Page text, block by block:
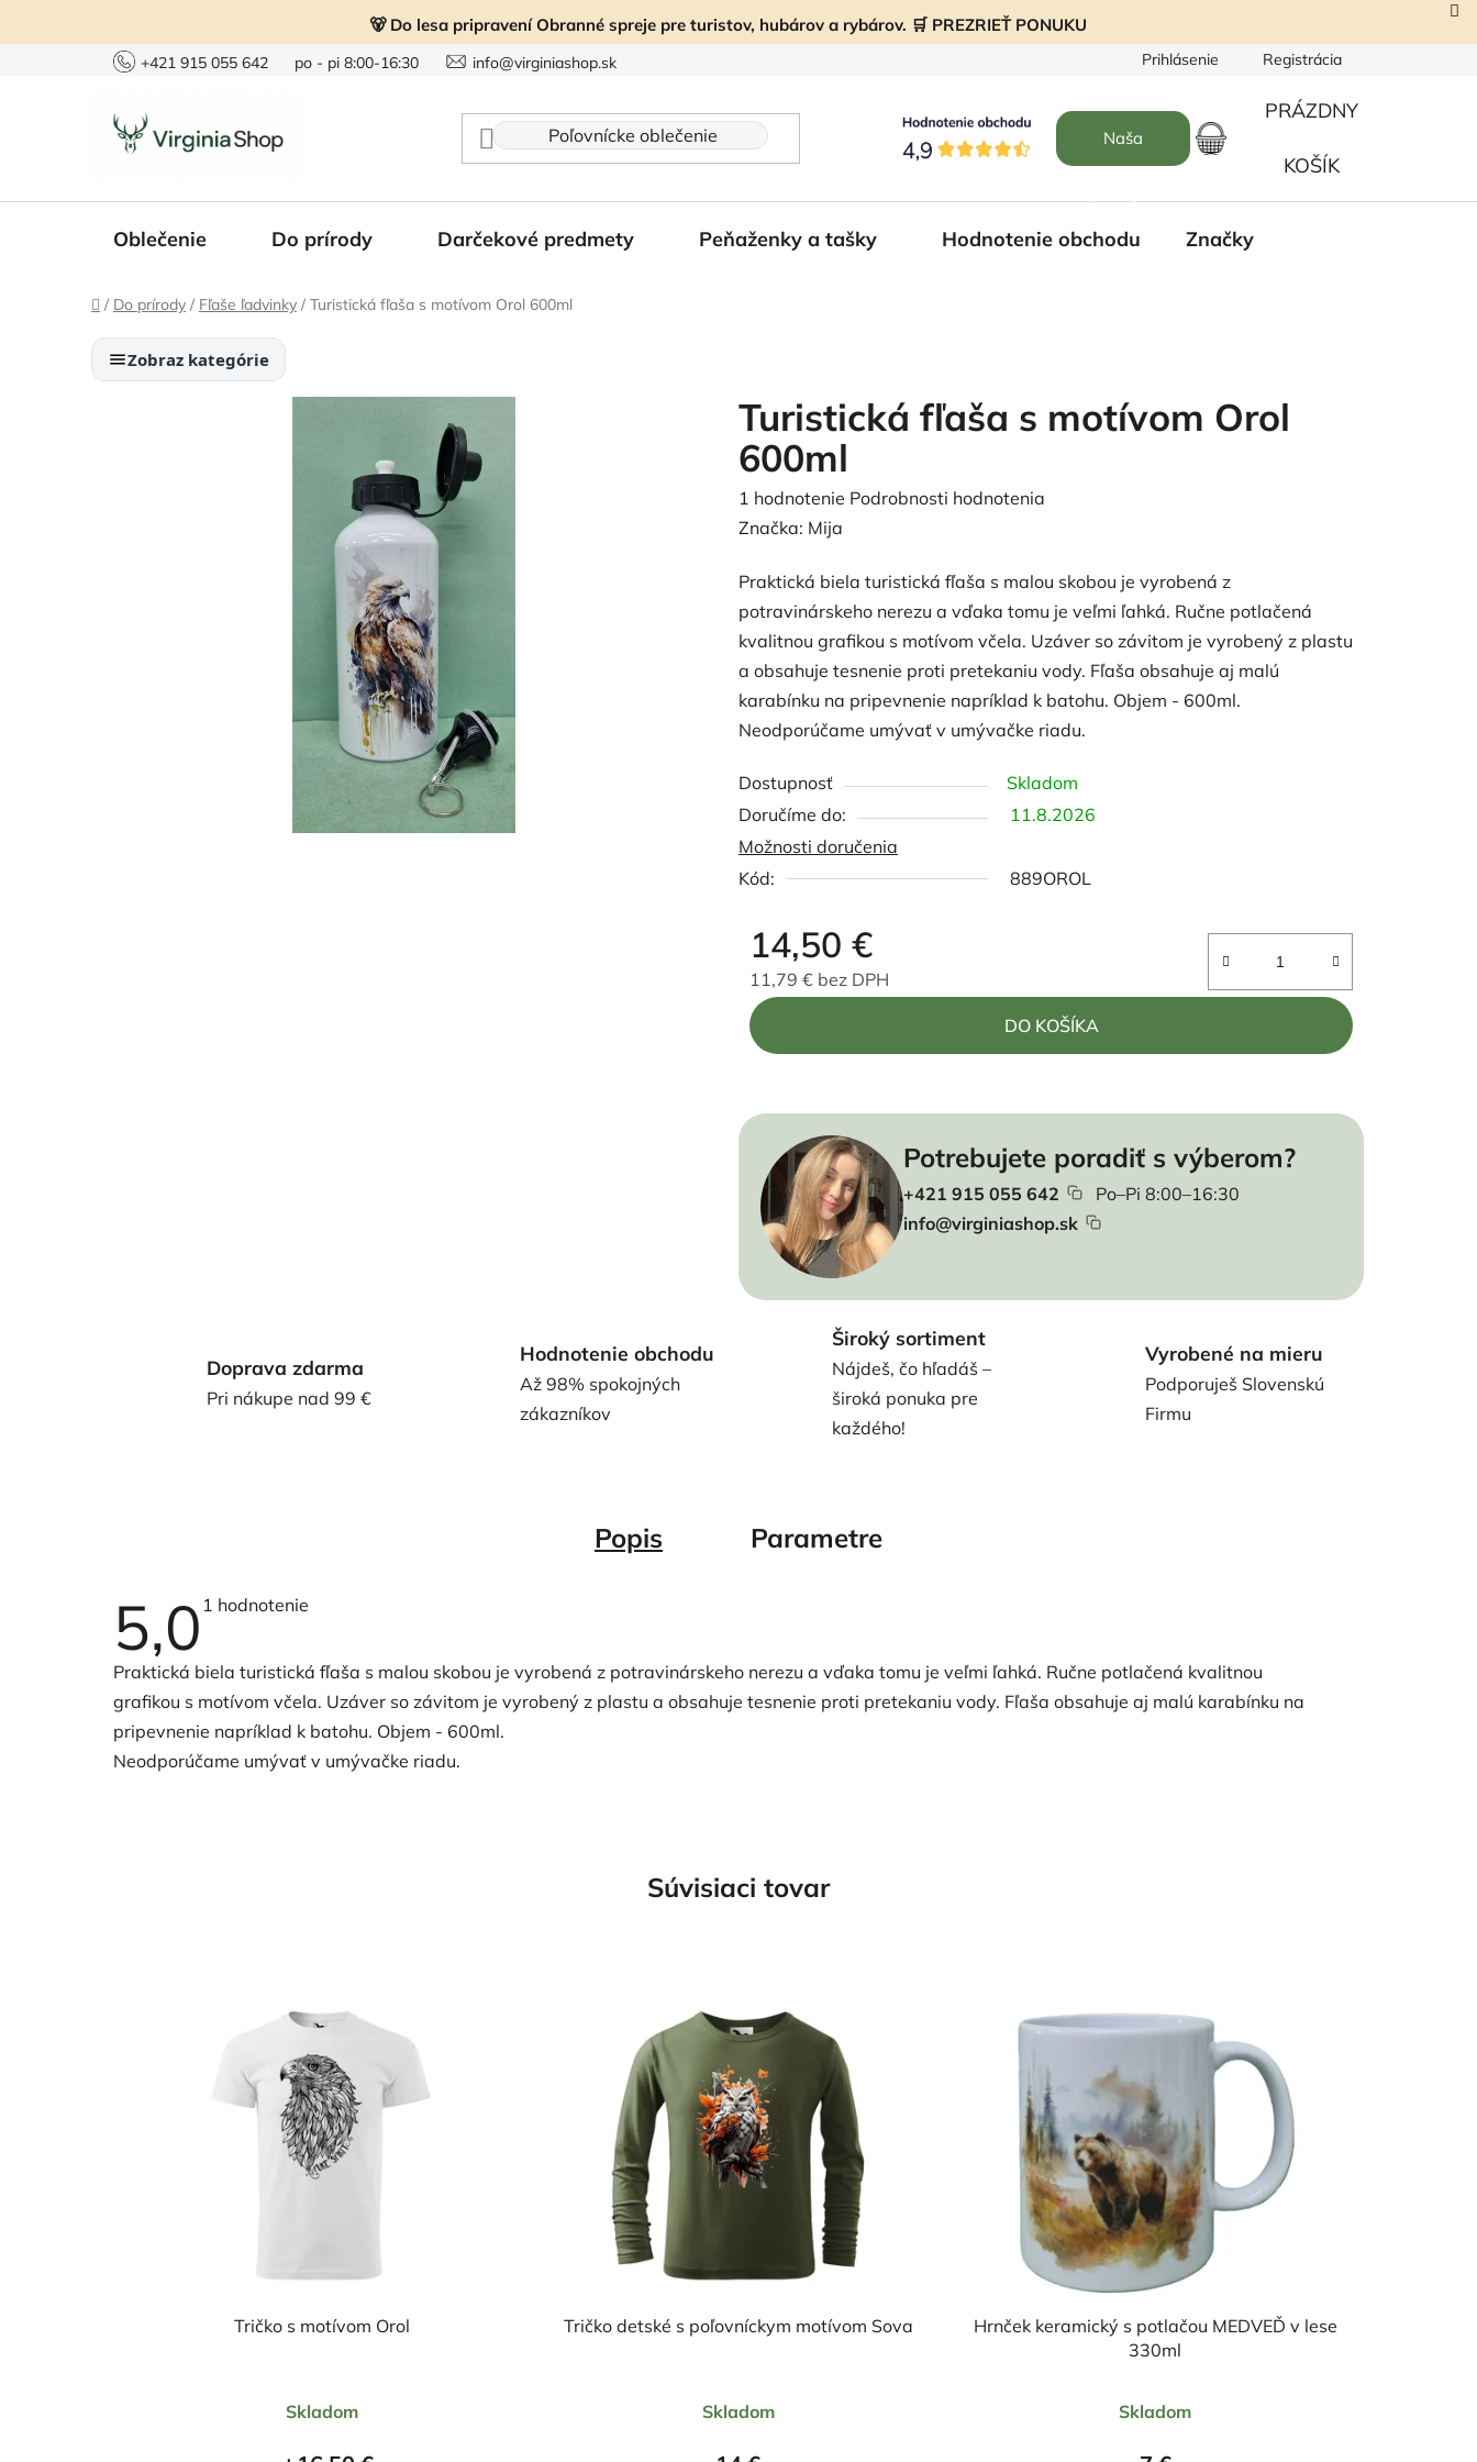
🐻 Do lesa pripravení Obranné spreje pre turistov, hubárov a rybárov. 🛒 PREZRIEŤ PONUKU
+421 915 055 642 po - pi 8:00-16:30 info@virginiashop.sk Prihlásenie Registrácia
Naša
NÁKUPNÝ
PRÁZDNY
KOŠÍK
Oblečenie Do prírody Darčekové predmety Peňaženky a tašky Hodnotenie obchodu Značky
Domov
/ Do prírody / Fľaše ľadvinky / Turistická fľaša s motívom Orol 600ml
Zobraz kategórie
Turistická fľaša s motívom Orol
600ml
Priemerné
hodnotenie
je
5,0
z
5
hviezdičiek.
1 hodnotenie Podrobnosti hodnotenia
Značka: Mija
Praktická biela turistická fľaša s malou skobou je vyrobená z
potravinárskeho nerezu a vďaka tomu je veľmi ľahká. Ručne potlačená
kvalitnou grafikou s motívom včela. Uzáver so závitom je vyrobený z plastu
a obsahuje tesnenie proti pretekaniu vody. Fľaša obsahuje aj malú
karabínku na pripevnenie napríklad k batohu. Objem - 600ml.
Neodporúčame umývať v umývačke riadu.
Dostupnosť
Skladom
11.8.2026
Možnosti doručenia
Kód:
889OROL
14,50 €
11,79 € bez DPH
Jednotková cena:
DO KOŠÍKA
Potrebujete poradiť s výberom?
+421 915 055 642
Po–Pi 8:00–16:30
info@virginiashop.sk
Doprava zdarma
Pri nákupe nad 99 €
Hodnotenie obchodu
Až 98% spokojných
zákazníkov
Široký sortiment
Nájdeš, čo hľadáš –
široká ponuka pre
každého!
Vyrobené na mieru
Podporuješ Slovenskú
Firmu
Popis Parametre
5,0 Priemerné
5,0
5
hviezdičiek.
1 hodnotenie
Praktická biela turistická fľaša s malou skobou je vyrobená z potravinárskeho nerezu a vďaka tomu je veľmi ľahká. Ručne potlačená kvalitnou
grafikou s motívom včela. Uzáver so závitom je vyrobený z plastu a obsahuje tesnenie proti pretekaniu vody. Fľaša obsahuje aj malú karabínku na
pripevnenie napríklad k batohu. Objem - 600ml.
Neodporúčame umývať v umývačke riadu.
Súvisiaci tovar
Tričko s motívom Orol
hodnotenie
produktu
Skladom
Tričko detské s poľovníckym motívom Sova
hodnotenie
produktu
Skladom
Hrnček keramický s potlačou MEDVEĎ v lese
330ml
hodnotenie
produktu
Skladom